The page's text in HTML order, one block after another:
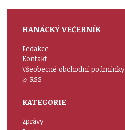
HANÁCKÝ VEČERNÍK
Redakce
Kontakt
Všeobecné obchodní podmínky
RSS
KATEGORIE
Zprávy